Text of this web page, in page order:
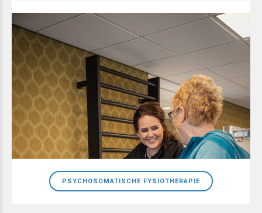
PSYCHOSOMATISCHE FYSIOTHERAPIE